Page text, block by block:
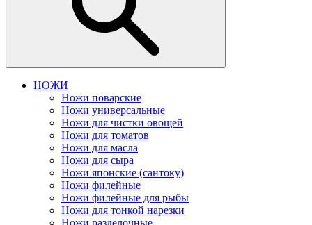
НОЖИ
Ножи поварские
Ножи универсальные
Ножи для чистки овощей
Ножи для томатов
Ножи для масла
Ножи для сыра
Ножи японские (сантоку)
Ножи филейные
Ножи филейные для рыбы
Ножи для тонкой нарезки